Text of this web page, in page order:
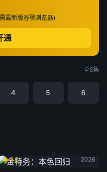
最新版谷歌浏览器)
通
全8集
4 5 6
8.2
2026
龙之家族 第三季